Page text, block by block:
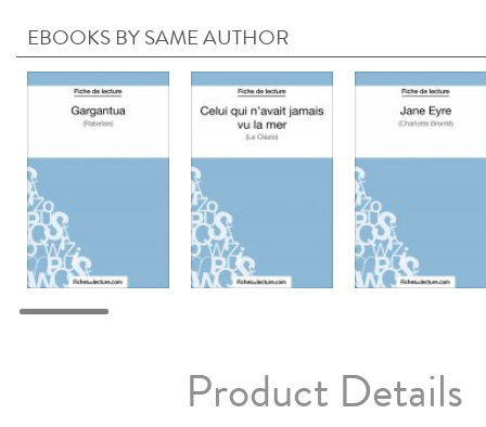
EBOOKS BY SAME AUTHOR
Product Details